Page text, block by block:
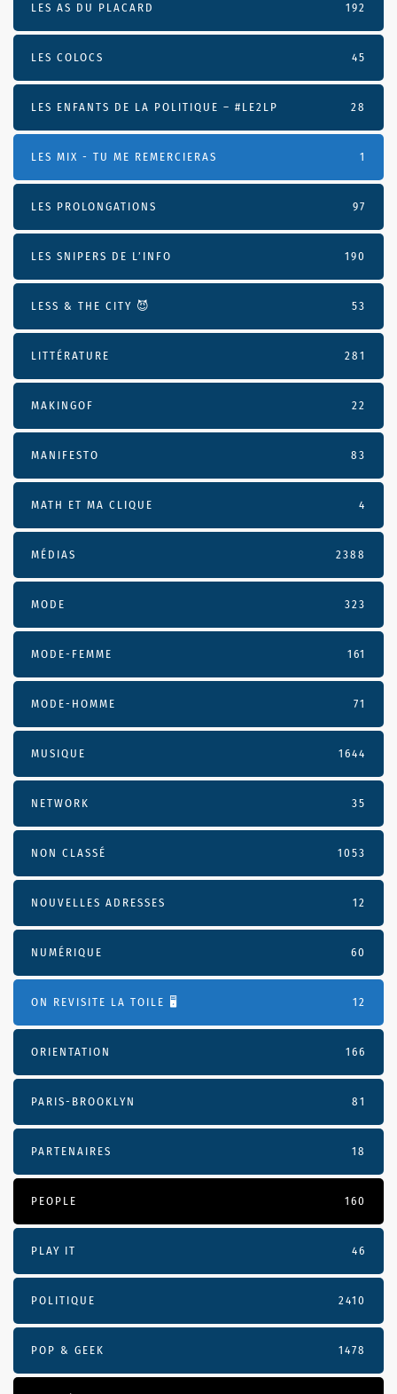
LES AS DU PLACARD 192
LES COLOCS 45
LES ENFANTS DE LA POLITIQUE – #LE2LP 28
LES MIX - TU ME REMERCIERAS 1
LES PROLONGATIONS 97
LES SNIPERS DE L’INFO 190
LESS & THE CITY 😈 53
LITTÉRATURE 281
MAKINGOF 22
MANIFESTO 83
MATH ET MA CLIQUE 4
MÉDIAS 2388
MODE 323
MODE-FEMME 161
MODE-HOMME 71
MUSIQUE 1644
NETWORK 35
NON CLASSÉ 1053
NOUVELLES ADRESSES 12
NUMÉRIQUE 60
ON REVISITE LA TOILE 🖥️ 12
ORIENTATION 166
PARIS-BROOKLYN 81
PARTENAIRES 18
PEOPLE 160
PLAY IT 46
POLITIQUE 2410
POP & GEEK 1478